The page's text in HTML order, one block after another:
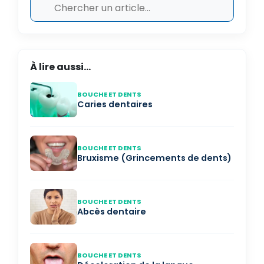
À lire aussi...
BOUCHE ET DENTS
Caries dentaires
BOUCHE ET DENTS
Bruxisme (Grincements de dents)
BOUCHE ET DENTS
Abcès dentaire
BOUCHE ET DENTS